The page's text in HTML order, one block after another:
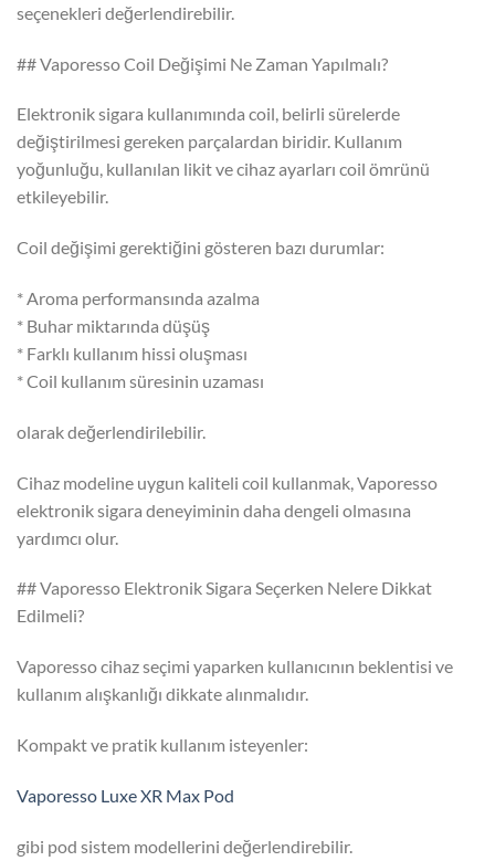
seçenekleri değerlendirebilir.
## Vaporesso Coil Değişimi Ne Zaman Yapılmalı?
Elektronik sigara kullanımında coil, belirli sürelerde
değiştirilmesi gereken parçalardan biridir. Kullanım
yoğunluğu, kullanılan likit ve cihaz ayarları coil ömrünü
etkileyebilir.
Coil değişimi gerektiğini gösteren bazı durumlar:
* Aroma performansında azalma
* Buhar miktarında düşüş
* Farklı kullanım hissi oluşması
* Coil kullanım süresinin uzaması
olarak değerlendirilebilir.
Cihaz modeline uygun kaliteli coil kullanmak, Vaporesso
elektronik sigara deneyiminin daha dengeli olmasına
yardımcı olur.
## Vaporesso Elektronik Sigara Seçerken Nelere Dikkat
Edilmeli?
Vaporesso cihaz seçimi yaparken kullanıcının beklentisi ve
kullanım alışkanlığı dikkate alınmalıdır.
Kompakt ve pratik kullanım isteyenler:
Vaporesso Luxe XR Max Pod
gibi pod sistem modellerini değerlendirebilir.